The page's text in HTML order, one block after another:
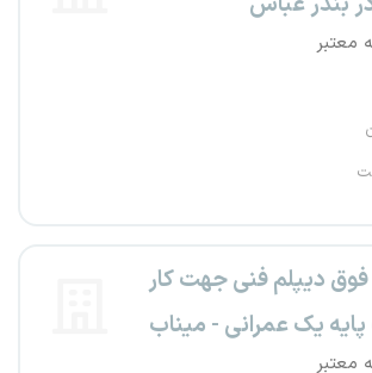
معتبر
دیپلم فنی جهت کار
یک عمرانی - میناب
معتبر